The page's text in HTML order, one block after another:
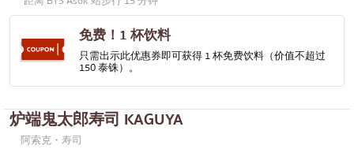
免费！1 杯饮料
只需出示此优惠券即可获得 1 杯免费饮料（价值不超过
150 泰铢）。
炉端鬼太郎寿司 KAGUYA
阿索克・寿司